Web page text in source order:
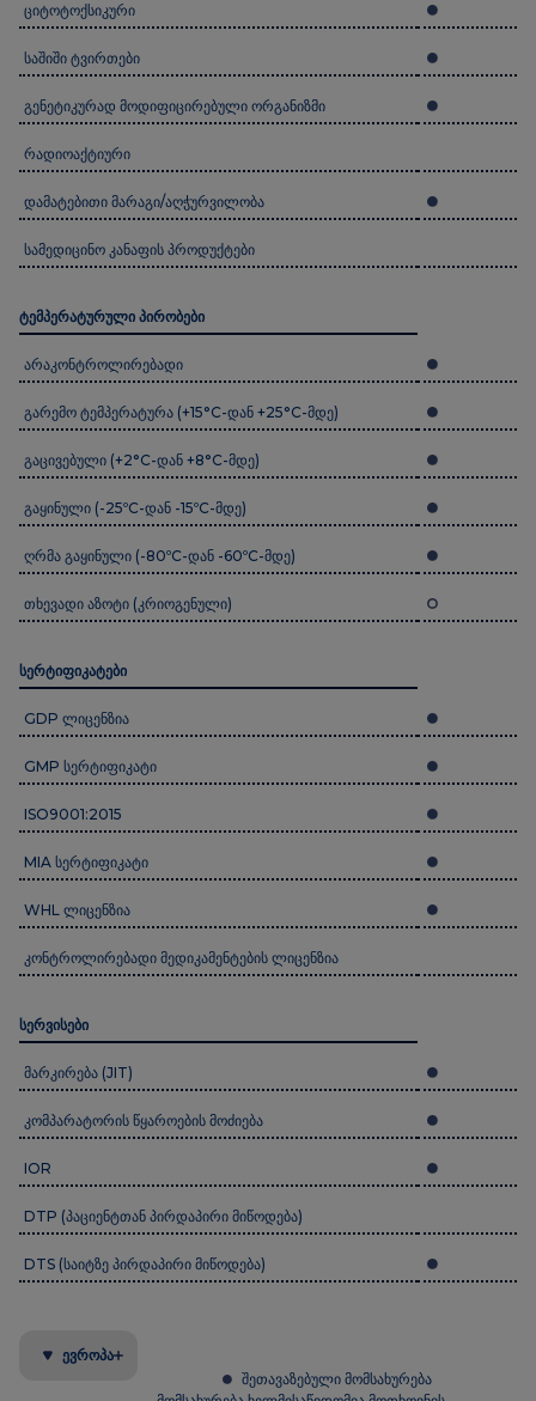
ევროპა
შეთავაზებული მომსახურება
ციტოტოქსიკური
საშიში ტვირთები
გენეტიკურად მოდიფიცირებული ორგანიზმი
რადიოაქტიური
დამატებითი მარაგი/აღჭურვილობა
სამედიცინო კანაფის პროდუქტები
ტემპერატურული პირობები
არაკონტროლირებადი
გარემო ტემპერატურა (+15°C-დან +25°C-მდე)
გაცივებული (+2°C-დან +8°C-მდე)
გაყინული (-25ºC-დან -15ºC-მდე)
ღრმა გაყინული (-80ºC-დან -60ºC-მდე)
თხევადი აზოტი (კრიოგენული)
სერტიფიკატები
GDP ლიცენზია
GMP სერტიფიკატი
ISO9001:2015
MIA სერტიფიკატი
WHL ლიცენზია
კონტროლირებადი მედიკამენტების ლიცენზია
სერვისები
მარკირება (JIT)
კომპარატორის წყაროების მოძიება
IOR
DTP (პაციენტთან პირდაპირი მიწოდება)
DTS (საიტზე პირდაპირი მიწოდება)